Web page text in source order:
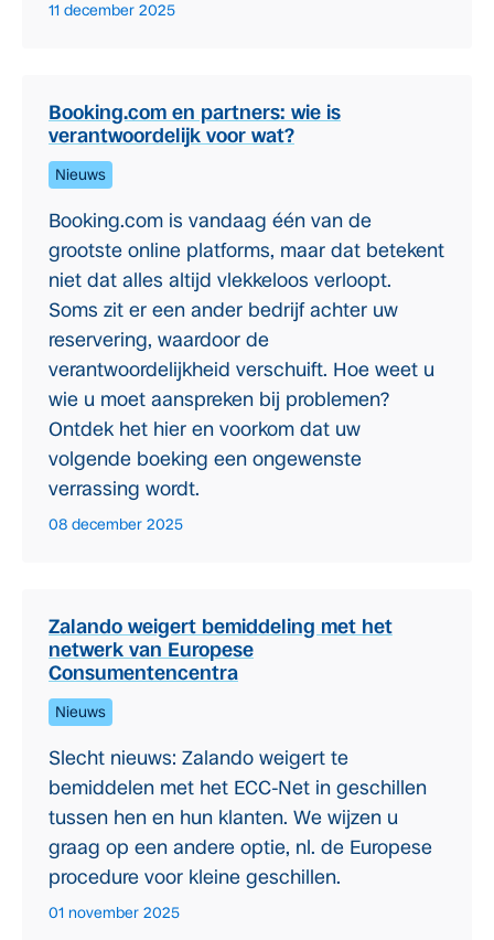
11 december 2025
Booking.com en partners: wie is
verantwoordelijk voor wat?
Nieuws
Booking.com is vandaag één van de
grootste online platforms, maar dat betekent
niet dat alles altijd vlekkeloos verloopt.
Soms zit er een ander bedrijf achter uw
reservering, waardoor de
verantwoordelijkheid verschuift. Hoe weet u
wie u moet aanspreken bij problemen?
Ontdek het hier en voorkom dat uw
volgende boeking een ongewenste
verrassing wordt.
08 december 2025
Zalando weigert bemiddeling met het
netwerk van Europese
Consumentencentra
Nieuws
Slecht nieuws: Zalando weigert te
bemiddelen met het ECC-Net in geschillen
tussen hen en hun klanten. We wijzen u
graag op een andere optie, nl. de Europese
procedure voor kleine geschillen.
01 november 2025